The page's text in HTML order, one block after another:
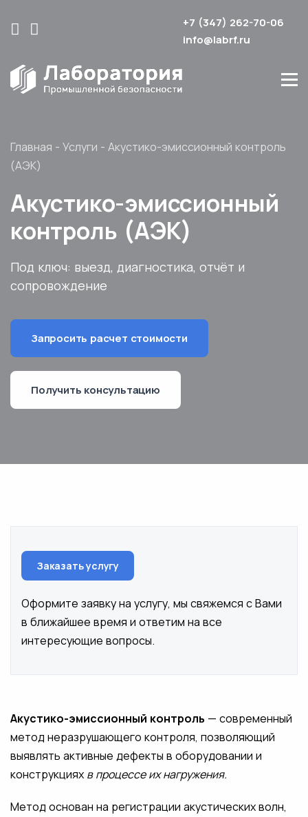
+7 (347) 262-70-06
info@labrf.ru
Главная - Услуги - Акустико-эмиссионный контроль
(АЭК)
Акустико-эмиссионный
контроль (АЭК)
Под ключ: выезд, диагностика, отчёт и
сопровождение
Запросить расчет стоимости
Получить консультацию
Заказать услугу
Оформите заявку на услугу, мы свяжемся с Вами
в ближайшее время и ответим на все
интересующие вопросы.
Акустико-эмиссионный контроль — современный
метод неразрушающего контроля, позволяющий
выявлять активные дефекты в оборудовании и
конструкциях в процессе их нагружения.
Метод основан на регистрации акустических волн,